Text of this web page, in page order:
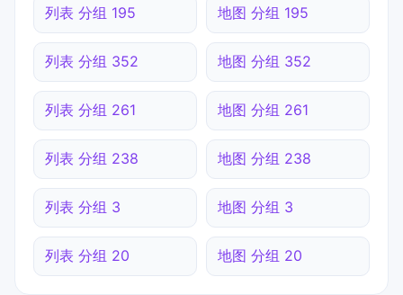
列表 分组 195 地图 分组 195
列表 分组 352 地图 分组 352
列表 分组 261 地图 分组 261
列表 分组 238 地图 分组 238
列表 分组 3 地图 分组 3
列表 分组 20 地图 分组 20